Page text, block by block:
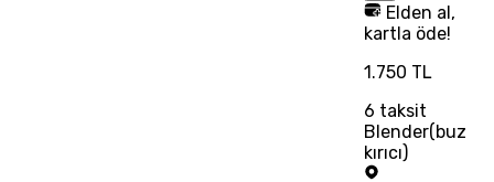
Elden al,
kartla öde!
1.750 TL
6 taksit
Blender(buz
kırıcı)